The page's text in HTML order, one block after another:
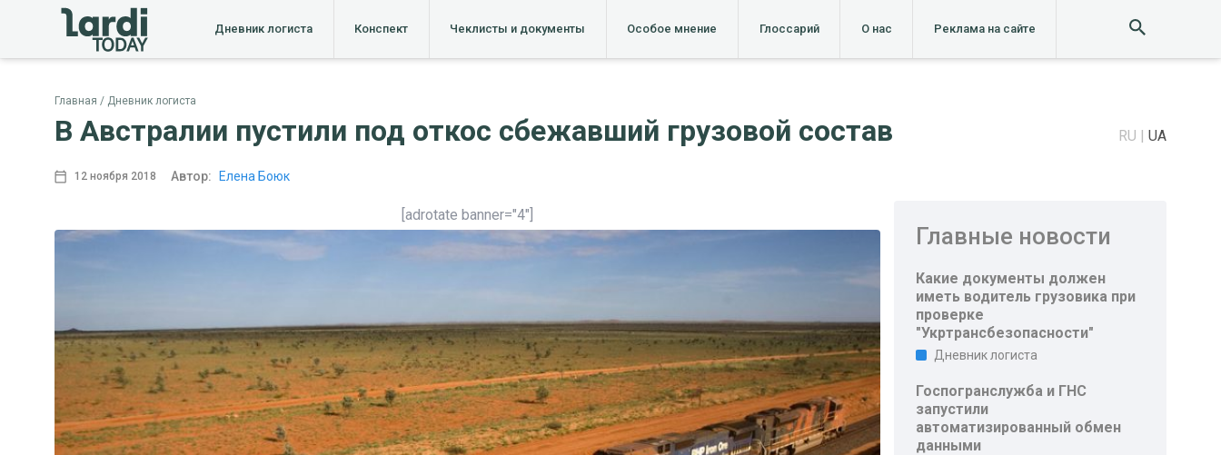
Дневник логиста Конспект Чеклисты и документы Особое мнение Глоссарий О нас Реклама на сайте
Главная Дневник логиста
В Австралии пустили под откос сбежавший грузовой состав RU UA
12 ноября 2018 Автор: Елена Боюк
[adrotate banner="4"]
Главные новости
Какие документы должен
иметь водитель грузовика при
проверке
"Укртрансбезопасности"
Дневник логиста
Госпогранслужба и ГНС
запустили
автоматизированный обмен
данными